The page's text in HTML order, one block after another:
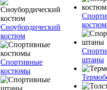
Сноубордический
костюм
Спортивные
костюмы
штаны